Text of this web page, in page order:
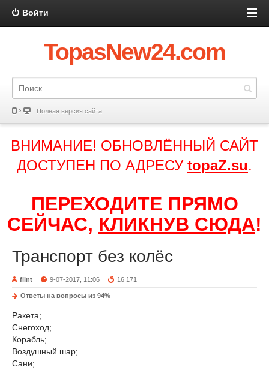
Войти
TopasNew24.com
Полная версия сайта
ВНИМАНИЕ! ОБНОВЛЁННЫЙ САЙТ
ДОСТУПЕН ПО АДРЕСУ topaZ.su.
ПЕРЕХОДИТЕ ПРЯМО
СЕЙЧАС, КЛИКНУВ СЮДА!
Транспорт без колёс
flint 9-07-2017, 11:06 16 171
Ответы на вопросы из 94%
Ракета;
Снегоход;
Корабль;
Воздушный шар;
Сани;